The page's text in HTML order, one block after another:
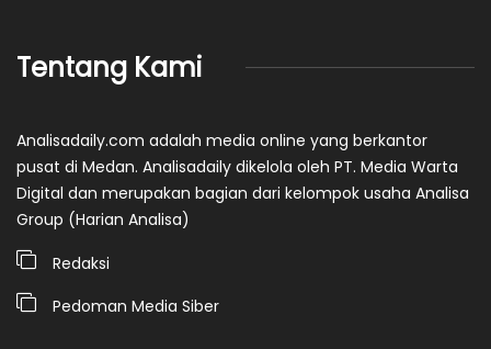
Tentang Kami
Analisadaily.com adalah media online yang berkantor
pusat di Medan. Analisadaily dikelola oleh PT. Media Warta
Digital dan merupakan bagian dari kelompok usaha Analisa
Group (Harian Analisa)
Redaksi
Pedoman Media Siber